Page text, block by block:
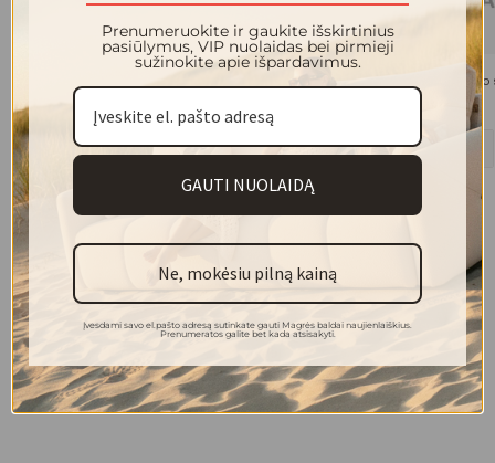
310.00 €
+2
FELICIA
Prenumeruokite ir gaukite išskirtinius
pasiūlymus, VIP nuolaidas bei pirmieji
sužinokite apie išpardavimus.
GAUTI NUOLAIDĄ
Ne, mokėsiu pilną kainą
Įvesdami savo el.pašto adresą sutinkate gauti Magrės baldai naujienlaiškius.
Prenumeratos galite bet kada atsisakyti.